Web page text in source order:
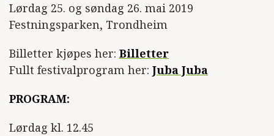
Lørdag 25. og søndag 26. mai 2019
Festningsparken, Trondheim
Billetter kjøpes her: Billetter
Fullt festivalprogram her: Juba Juba
PROGRAM:
Lørdag kl. 12.45